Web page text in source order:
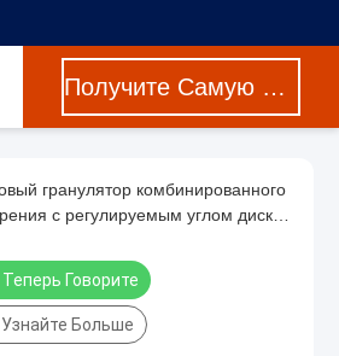
Получите Самую Лучшую Цену
гранулятор комбинированного
с регулируемым углом диска
конструкцией для химического
Теперь Говорите
Узнайте Больше